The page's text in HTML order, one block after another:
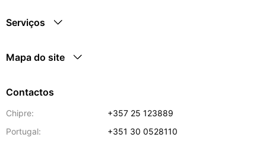
Serviços
Mapa do site
Contactos
Chipre:
+357 25 123889
Portugal:
+351 30 0528110